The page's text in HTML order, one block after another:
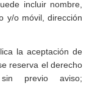
incluir nombre,
y/o móvil, dirección
la aceptación de
reserva el derecho
previo aviso;